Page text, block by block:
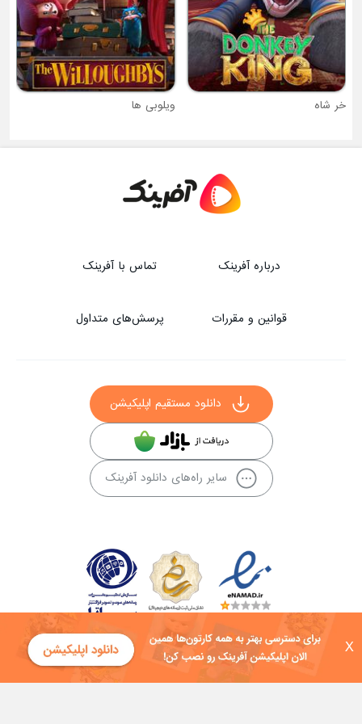
X
ویلوبی ها
درباره آفرینک تماس با آفرینک
قوانین و مقررات پرسش‌های متداول
دانلود مستقیم اپلیکیشن
سایر راه‌های دانلود آفرینک
کلیه حقوق این سایت به شرکت توسعه فناوی هفت آسمان توکان تعلق دارد و